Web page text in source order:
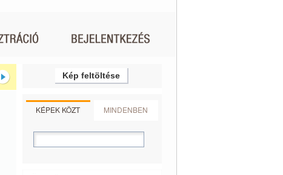
Kép feltöltése
KÉPEK KÖZT MINDENBEN